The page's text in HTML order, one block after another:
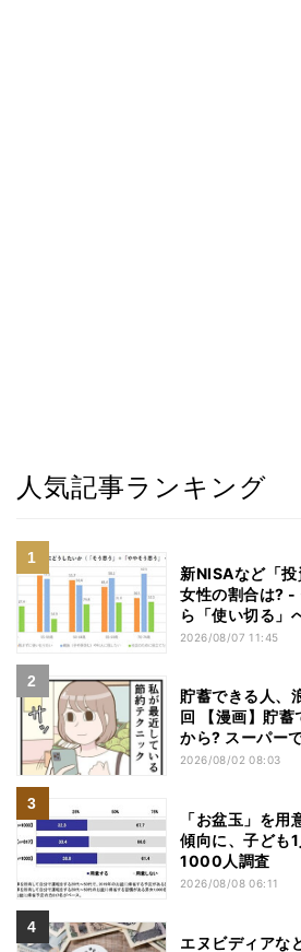
人気記事ランキング
新NISAなど「
女性の割合は? -
ら「使い切る」
2026/08/07 11:45
貯蓄できる人、
回 【漫画】貯
から? スーパー
2026/08/02 08:03
「お盆玉」を
傾向に、子ども
1000人調査
2026/08/08 06:11
エヌビディアな